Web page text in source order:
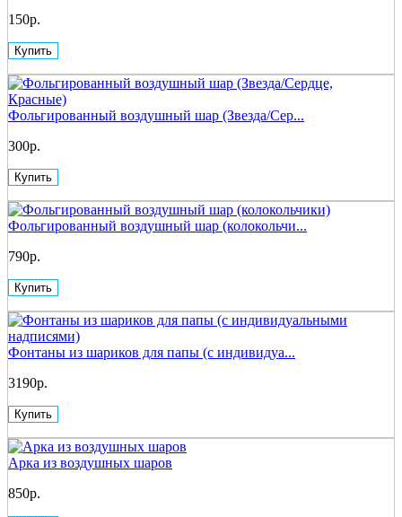
150р.
Купить
Фольгированный воздушный шар (Звезда/Сер...
300р.
Купить
Фольгированный воздушный шар (колокольчи...
790р.
Купить
Фонтаны из шариков для папы (с индивидуа...
3190р.
Купить
Арка из воздушных шаров
850р.